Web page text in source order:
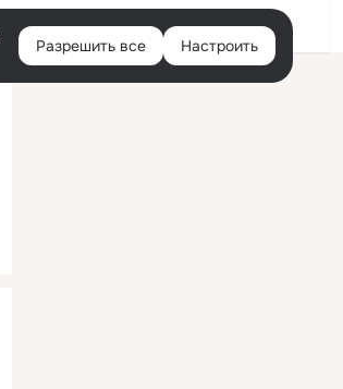
Войти
Разрешить все Настроить